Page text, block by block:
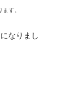
す。
なりまし